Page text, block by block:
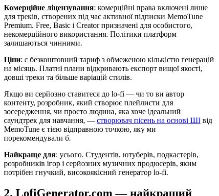
Комерційне ліцензування: комерційні права включені лише
для треків, створених під час активної підписки MemoTune
Premium. Free, Basic і Creator призначені для особистого,
некомерційного використання. Політики платформ
залишаються чинними.
Ціни: є безкоштовний тариф з обмеженою кількістю генерацій
на місяць. Платні плани відкривають експорт вищої якості,
довші треки та більше варіацій стилів.
Якщо ви серйозно ставитеся до lo-fi — чи то ви автор
контенту, розробник, який створює плейлисти для
зосередження, чи просто людина, яка хоче ідеальний
саундтрек для навчання, — створювач пісень на основі ШІ від
MemoTune є тією відправною точкою, яку ми
порекомендували б.
Найкраще для: усього. Студентів, ютуберів, подкастерів,
розробників ігор і серйозних музичних продюсерів, яким
потрібен гнучкий, високоякісний генератор lo-fi.
2. LofiGenerator.com — найкращий